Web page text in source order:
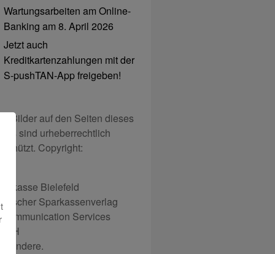
Wartungsarbeiten am Online-
Banking am 8. April 2026
Jetzt auch
Kreditkartenzahlungen mit der
S-pushTAN-App freigeben!
Bilder auf den Seiten dieses
sind urheberrechtlich
Copyright:
Bielefeld
Sparkassenverlag
Services
andere.